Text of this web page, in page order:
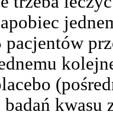
pacjentów
badań kwasu